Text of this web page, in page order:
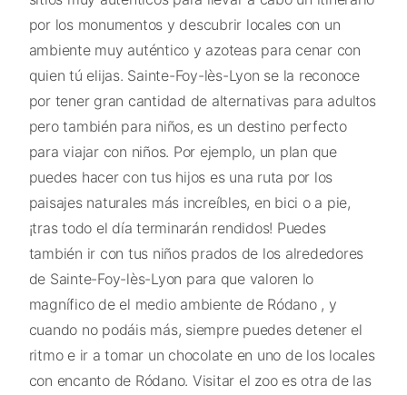
por los monumentos y descubrir locales con un
ambiente muy auténtico y azoteas para cenar con
quien tú elijas. Sainte-Foy-lès-Lyon se la reconoce
por tener gran cantidad de alternativas para adultos
pero también para niños, es un destino perfecto
para viajar con niños. Por ejemplo, un plan que
puedes hacer con tus hijos es una ruta por los
paisajes naturales más increíbles, en bici o a pie,
¡tras todo el día terminarán rendidos! Puedes
también ir con tus niños prados de los alrededores
de Sainte-Foy-lès-Lyon para que valoren lo
magnífico de el medio ambiente de Ródano , y
cuando no podáis más, siempre puedes detener el
ritmo e ir a tomar un chocolate en uno de los locales
con encanto de Ródano. Visitar el zoo es otra de las